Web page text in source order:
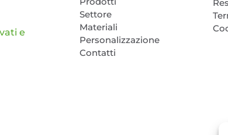
e
Settore
Materiali
Personalizzazione
Contatti